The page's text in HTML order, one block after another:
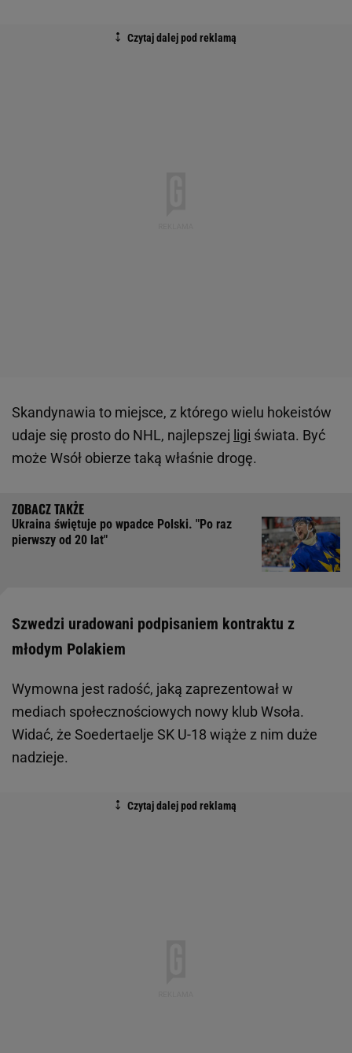
Skandynawia to miejsce, z którego wielu hokeistów
udaje się prosto do NHL, najlepszej ligi świata. Być
może Wsół obierze taką właśnie drogę.
Ukraina świętuje po wpadce Polski. "Po raz
pierwszy od 20 lat"
Szwedzi uradowani podpisaniem kontraktu z
młodym Polakiem
Wymowna jest radość, jaką zaprezentował w
mediach społecznościowych nowy klub Wsoła.
Widać, że Soedertaelje SK U-18 wiąże z nim duże
nadzieje.